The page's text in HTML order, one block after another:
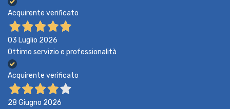
Acquirente verificato
03 Luglio 2026
Ottimo servizio e professionalità
Acquirente verificato
28 Giugno 2026